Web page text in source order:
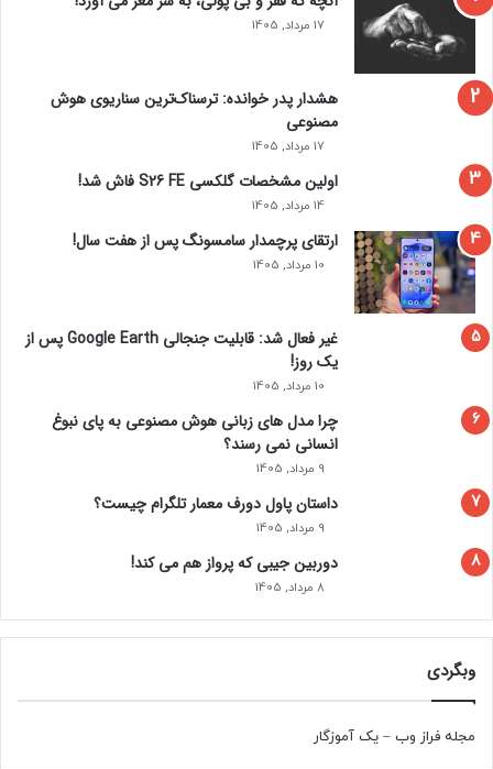
ی‌
د
17 مرداد, 1405
هشدار پدر خوانده: ترسناک‌ترین سناریوی هوش
مصنوعی
17 مرداد, 1405
اولین مشخصات گلکسی S26 FE فاش شد!
14 مرداد, 1405
ارتقای پرچمدار سامسونگ پس از هفت سال!
10 مرداد, 1405
غیر فعال شد: قابلیت جنجالی Google Earth پس از
یک روز!
10 مرداد, 1405
چرا مدل‌ های زبانی هوش مصنوعی به پای نبوغ
انسانی نمی‌ رسند؟
9 مرداد, 1405
داستان پاول دورف معمار تلگرام چیست؟
9 مرداد, 1405
دوربین جیبی که پرواز هم می‌ کند!
8 مرداد, 1405
وبگردی
مجله فراز وب – یک آموزگار